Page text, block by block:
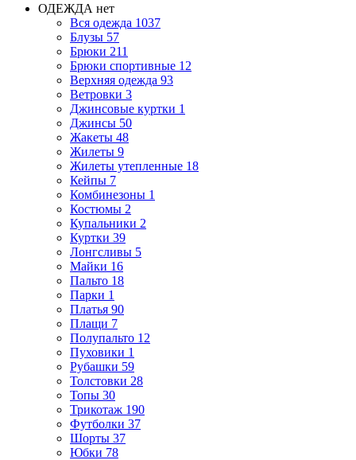
ОДЕЖДА нет
Вся одежда 1037
Блузы 57
Брюки 211
Брюки спортивные 12
Верхняя одежда 93
Ветровки 3
Джинсовые куртки 1
Джинсы 50
Жакеты 48
Жилеты 9
Жилеты утепленные 18
Кейпы 7
Комбинезоны 1
Костюмы 2
Купальники 2
Куртки 39
Лонгсливы 5
Майки 16
Пальто 18
Парки 1
Платья 90
Плащи 7
Полупальто 12
Пуховики 1
Рубашки 59
Толстовки 28
Топы 30
Трикотаж 190
Футболки 37
Шорты 37
Юбки 78